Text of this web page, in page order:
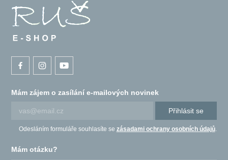
Mám zájem o zasílání e-mailových novinek
Přihlásit se
Odesláním formuláře souhlasíte se zásadami ochrany osobních údajů.
Mám otázku?